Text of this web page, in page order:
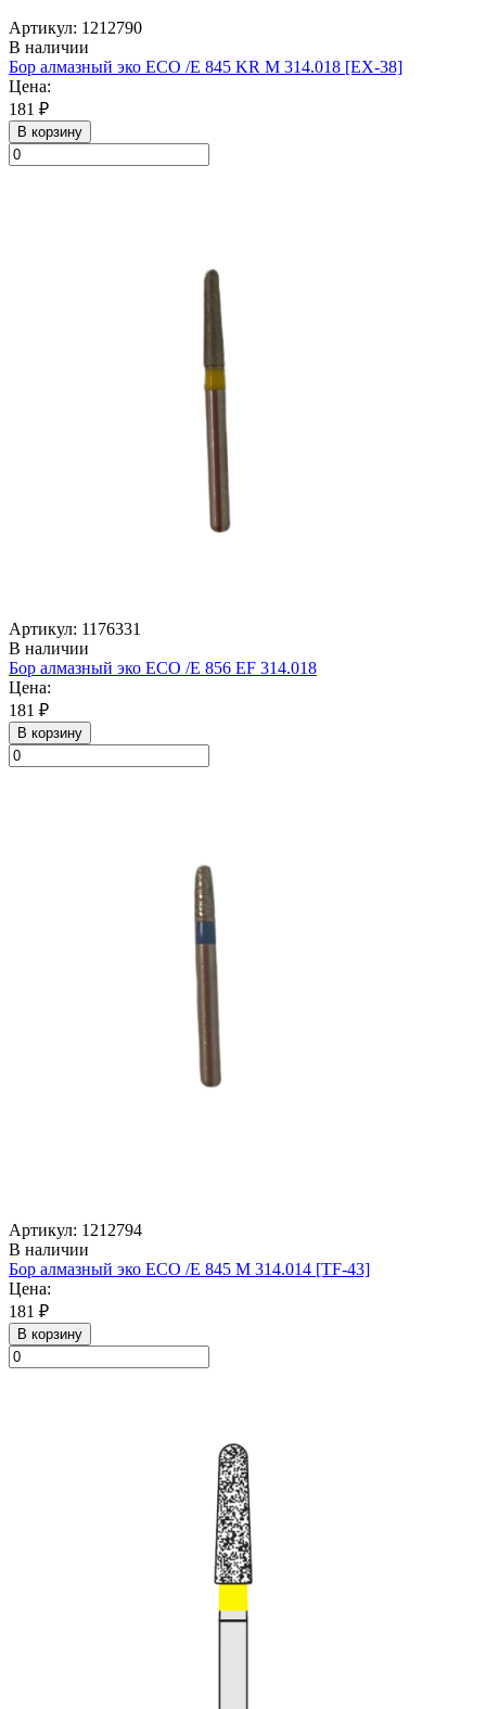
Артикул: 1212790
В наличии
Бор алмазный эко ECO /E 845 KR M 314.018 [EX-38]
Цена:
181 ₽
В корзину
Артикул: 1176331
В наличии
Бор алмазный эко ECO /E 856 EF 314.018
Цена:
181 ₽
В корзину
Артикул: 1212794
В наличии
Бор алмазный эко ECO /E 845 M 314.014 [TF-43]
Цена:
181 ₽
В корзину